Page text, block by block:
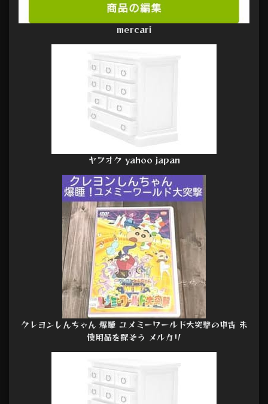
mercari
ヤフオク yahoo japan
クレヨンしんちゃん 爆睡 ユメミーワールド大突撃の中古 未
使用品を探そう メルカリ